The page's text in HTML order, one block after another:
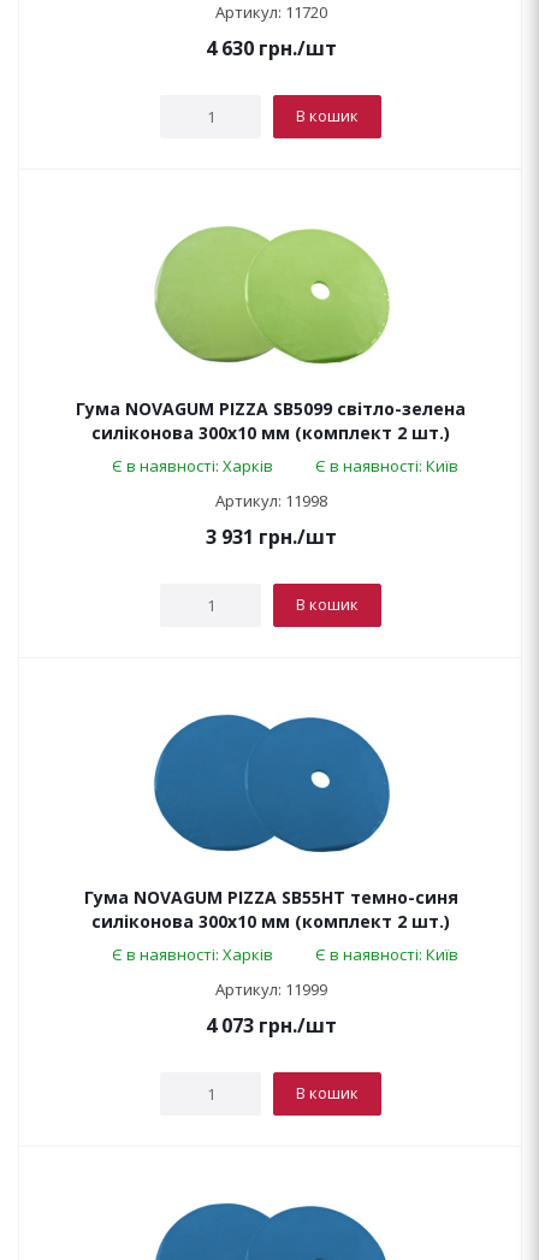
Артикул: 11720
4 630грн./шт
В кошик
Гума NOVAGUM PIZZA SB5099 світло-зелена
силіконова 300x10 мм (комплект 2 шт.)
Є в наявності: Харків
Є в наявності: Київ
Артикул: 11998
3 931 грн./шт
В кошик
Гума NOVAGUM PIZZA SB55HT темно-синя
силіконова 300x10 мм (комплект 2 шт.)
Є в наявності: Харків
Є в наявності: Київ
Артикул: 11999
4 073грн./шт
В кошик